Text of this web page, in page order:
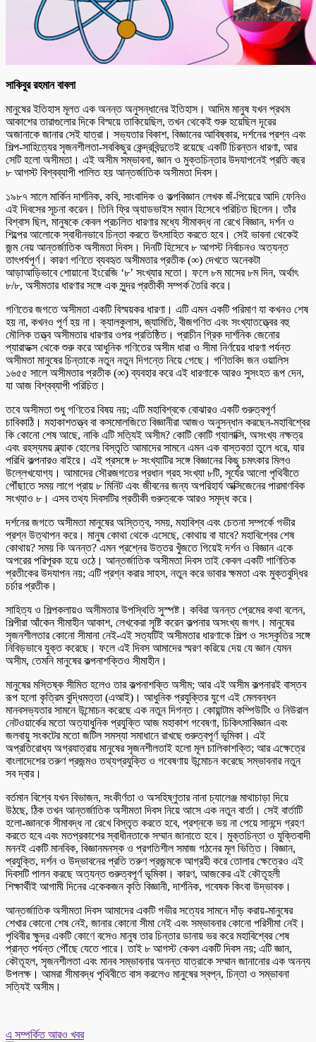
সাকিবুর রহমান বাবলা
মানুষের ইতিহাস মূলত এক অনন্ত অনুসন্ধানের ইতিহাস। আদিম মানুষ যখন প্রথম
আকাশের তারাগুলোর দিকে বিস্ময়ে তাকিয়েছিল, তখন থেকেই শুরু হয়েছিল দূরের
অজানাকে জানার সেই যাত্রা। সভ্যতার বিকাশ, বিজ্ঞানের আবিষ্কার, দর্শনের প্রশ্ন এবং
শিল্প-সাহিত্যের সৃজনশীলতা-সবকিছুর কেন্দ্রবিন্দুতেই রয়েছে একটি চিরন্তন ধারণা, আর
সেটি হলো অসীমতা। এই অসীম সম্ভাবনা, জ্ঞান ও মুক্তচিন্তার উদযাপনেই প্রতি বছর
৮ আগস্ট বিশ্বব্যাপী পালিত হয় আন্তর্জাতিক অসীমতা দিবস।
১৯৮৭ সালে মার্কিন দার্শনিক, কবি, সাংবাদিক ও কল্পবিজ্ঞান লেখক জঁ-পিয়েরে আদি ফেনিও
এই দিবসের সূচনা করেন। তিনি ফ্রি অ্যাডভাইস ম্যান হিসেবে পরিচিত ছিলেন। তাঁর
বিশ্বাস ছিল, মানুষকে কেবল প্রচলিত ধারণার মধ্যে সীমাবদ্ধ না রেখে বিজ্ঞান, দর্শন ও
শিল্পের আলোকে স্বাধীনভাবে চিন্তা করতে উৎসাহিত করতে হবে। সেই ভাবনা থেকেই
জন্ম নেয় আন্তর্জাতিক অসীমতা দিবস। দিনটি হিসেবে ৮ আগস্ট নির্বাচনও অত্যন্ত
তাৎপর্যপূর্ণ। কারণ গণিতে ব্যবহৃত অসীমতার প্রতীক (∞) দেখতে অনেকটা
আড়াআড়িভাবে শোয়ানো ইংরেজি ‘৮’ সংখ্যার মতো। ফলে ৮ম মাসের ৮ম দিন, অর্থাৎ
৮/৮, অসীমতার ধারণার সঙ্গে এক সুন্দর প্রতীকী সম্পর্ক তৈরি করে।
গণিতের জগতে অসীমতা একটি বিস্ময়কর ধারণা। এটি এমন একটি পরিমাণ যা কখনও শেষ
হয় না, কখনও পূর্ণ হয় না। ক্যালকুলাস, জ্যামিতি, বীজগণিত এবং সংখ্যাতত্ত্বের বহু
মৌলিক তত্ত্ব অসীমতার ধারণার ওপর প্রতিষ্ঠিত। প্রাচীন গ্রিক দার্শনিক জেনোর
প্যারাডক্স থেকে শুরু করে আধুনিক গণিতের অসীম ধারা ও সীমা নির্ণয়ের ধারণা পর্যন্ত
অসীমতা মানুষের চিন্তাকে নতুন নতুন দিগন্তে নিয়ে গেছে। গণিতবিদ জন ওয়ালিস
১৬৫৫ সালে অসীমতার প্রতীক (∞) ব্যবহার করে এই ধারণাকে আরও সুসংহত রূপ দেন,
যা আজ বিশ্বব্যাপী পরিচিত।
তবে অসীমতা শুধু গণিতের বিষয় নয়; এটি মহাবিশ্বকে বোঝারও একটি গুরুত্বপূর্ণ
চাবিকাঠি। মহাকাশতত্ত্ব বা কসমোলজিতে বিজ্ঞানীরা আজও অনুসন্ধান করছেন-মহাবিশ্বের
কি কোনো শেষ আছে, নাকি এটি সত্যিই অসীম? কোটি কোটি গ্যালাক্সি, অসংখ্য নক্ষত্র
এবং রহস্যময় ব্ল্যাক হোলের বিস্তৃতি আমাদের সামনে এমন এক বাস্তবতা তুলে ধরে, যার
পরিধি কল্পনারও বাইরে। এই প্রসঙ্গে ৮ সংখ্যাটির সঙ্গে বিজ্ঞানের কিছু চমৎকার মিলও
উল্লেখযোগ্য। আমাদের সৌরজগতের প্রধান গ্রহ সংখ্যা ৮টি, সূর্যের আলো পৃথিবীতে
পৌঁছাতে সময় লাগে প্রায় ৮ মিনিট এবং জীবনের জন্য অপরিহার্য অক্সিজেনের পারমাণবিক
সংখ্যাও ৮। এসব তথ্য দিবসটির প্রতীকী গুরুত্বকে আরও সমৃদ্ধ করে।
দর্শনের জগতে অসীমতা মানুষের অস্তিত্ব, সময়, মহাবিশ্ব এবং চেতনা সম্পর্কে গভীর
প্রশ্ন উত্থাপন করে। মানুষ কোথা থেকে এসেছে, কোথায় বা যাবে? মহাবিশ্বের শেষ
কোথায়? সময় কি অনন্ত? এমন প্রশ্নের উত্তর খুঁজতে গিয়েই দর্শন ও বিজ্ঞান একে
অপরের পরিপূরক হয়ে ওঠে। আন্তর্জাতিক অসীমতা দিবস তাই কেবল একটি গাণিতিক
প্রতীকের উদযাপন নয়; এটি প্রশ্ন করার সাহস, নতুন করে ভাবার ক্ষমতা এবং মুক্তবুদ্ধির
চর্চার প্রতীক।
সাহিত্য ও শিল্পকলায়ও অসীমতার উপস্থিতি সুস্পষ্ট। কবিরা অনন্ত প্রেমের কথা বলেন,
শিল্পীরা আঁকেন সীমাহীন আকাশ, লেখকেরা সৃষ্টি করেন কল্পনার অসংখ্য জগৎ। মানুষের
সৃজনশীলতার কোনো সীমানা নেই-এই সত্যটিই অসীমতার ধারণাকে শিল্প ও সংস্কৃতির সঙ্গে
নিবিড়ভাবে যুক্ত করেছে। ফলে এই দিবস আমাদের স্মরণ করিয়ে দেয় যে জ্ঞান যেমন
অসীম, তেমনি মানুষের কল্পনাশক্তিও সীমাহীন।
মানুষের মস্তিষ্ক সীমিত হলেও তার কল্পনাশক্তি অসীম; আর এই অসীম কল্পনারই বাস্তব
রূপ হলো কৃত্রিম বুদ্ধিমত্তা (এআই)। আধুনিক প্রযুক্তির যুগে এই মেলবন্ধন
মানবসভ্যতার সামনে উন্মোচন করেছে এক নতুন দিগন্ত। কোয়ান্টাম কম্পিউটিং ও নিউরাল
নেটওয়ার্কের মতো অত্যাধুনিক প্রযুক্তি আজ মহাকাশ গবেষণা, চিকিৎসাবিজ্ঞান এবং
জলবায়ু সংকটের মতো জটিল সমস্যা সমাধানে রাখছে গুরুত্বপূর্ণ ভূমিকা। এই
অপ্রতিরোধ্য অগ্রযাত্রায় মানুষের সৃজনশীলতাই হলো মূল চালিকাশক্তি; আর এক্ষেত্রে
বাংলাদেশের তরুণ প্রজন্মও তথ্যপ্রযুক্তি ও গবেষণায় উন্মোচন করেছে সম্ভাবনার নতুন
সব দ্বার।
বর্তমান বিশ্বে যখন বিভাজন, সংকীর্ণতা ও অসহিষ্ণুতার নানা চ্যালেঞ্জ মাথাচাড়া দিয়ে
উঠছে, ঠিক তখন আন্তর্জাতিক অসীমতা দিবস নিয়ে আসে এক নতুন বার্তা। সেই বার্তাটি
হলো-জ্ঞানকে সীমাবদ্ধ না রেখে বিস্তৃত করতে হবে, প্রশ্নকে ভয় না পেয়ে সানন্দে গ্রহণ
করতে হবে এবং মতপ্রকাশের স্বাধীনতাকে সম্মান জানাতে হবে। মুক্তচিন্তা ও যুক্তিবাদী
মননই একটি মানবিক, বিজ্ঞানমনস্ক ও প্রগতিশীল সমাজ গঠনের মূল ভিত্তি। বিজ্ঞান,
প্রযুক্তি, দর্শন ও উদ্ভাবনের প্রতি তরুণ প্রজন্মকে আগ্রহী করে তোলার ক্ষেত্রেও এই
দিবসটি পালন করছে অত্যন্ত গুরুত্বপূর্ণ ভূমিকা। কারণ, আজকের এই কৌতূহলী
শিক্ষার্থীই আগামী দিনের একেকজন কৃতি বিজ্ঞানী, দার্শনিক, গবেষক কিংবা উদ্ভাবক।
আন্তর্জাতিক অসীমতা দিবস আমাদের একটি গভীর সত্যের সামনে দাঁড় করায়-মানুষের
শেখার কোনো শেষ নেই, জানার কোনো সীমা নেই এবং সম্ভাবনার কোনো পরিসীমা নেই।
পৃথিবীর ক্ষুদ্র একটি কোণে বসেও মানুষ তার চিন্তার ডানায় ভর করে মহাবিশ্বের শেষ
প্রান্ত পর্যন্ত পৌঁছে যেতে পারে। তাই ৮ আগস্ট কেবল একটি দিবস নয়; এটি জ্ঞান,
কৌতূহল, সৃজনশীলতা এবং মানব সম্ভাবনার অনন্ত যাত্রাকে সম্মান জানানোর এক অনন্য
উপলক্ষ। আমরা সীমাবদ্ধ পৃথিবীতে বাস করলেও মানুষের স্বপ্ন, চিন্তা ও সম্ভাবনা
সত্যিই অসীম।
এ সম্পর্কিত আরও খবর